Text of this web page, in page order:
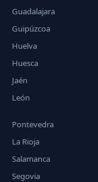
Guadalajara
Guipúzcoa
Huelva
Huesca
Jaén
León
Pontevedra
La Rioja
Salamanca
Segovia